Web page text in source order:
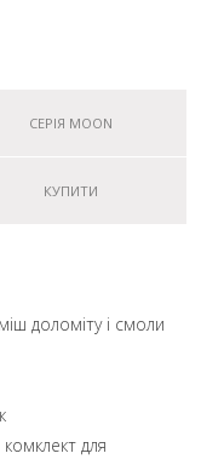
СЕРІЯ MOON
КУПИТИ
доломіту і смоли
для